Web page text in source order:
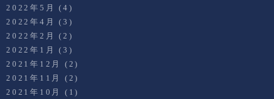
2022年5月
(4)
2022年4月
(3)
2022年2月
(2)
2022年1月
(3)
2021年12月
(2)
2021年11月
(2)
2021年10月
(1)